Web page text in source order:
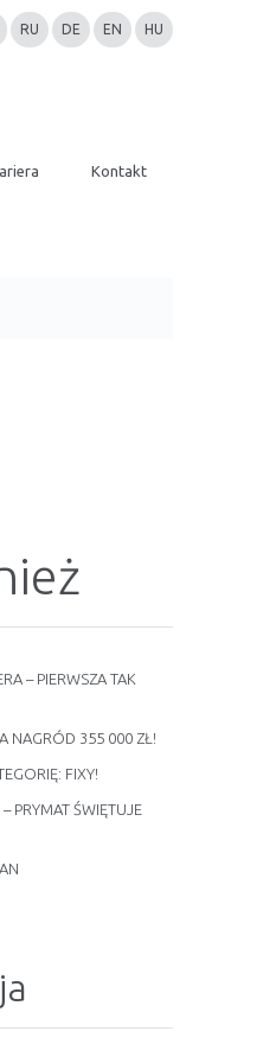
RU DE EN HU
Kontakt
– PIERWSZA TAK
NAGRÓD 355 000 ZŁ!
FIXY!
PRYMAT ŚWIĘTUJE